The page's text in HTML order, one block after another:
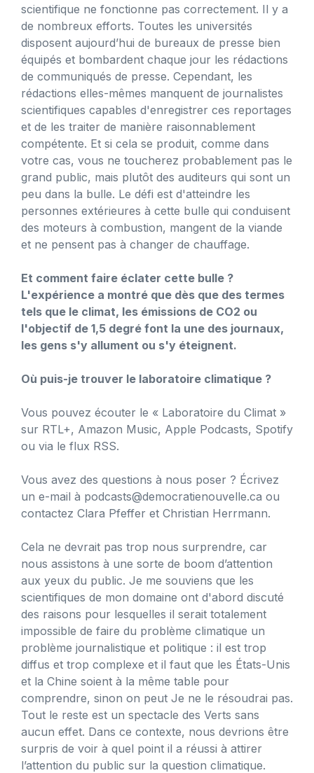
scientifique ne fonctionne pas correctement. Il y a
de nombreux efforts. Toutes les universités
disposent aujourd’hui de bureaux de presse bien
équipés et bombardent chaque jour les rédactions
de communiqués de presse. Cependant, les
rédactions elles-mêmes manquent de journalistes
scientifiques capables d'enregistrer ces reportages
et de les traiter de manière raisonnablement
compétente. Et si cela se produit, comme dans
votre cas, vous ne toucherez probablement pas le
grand public, mais plutôt des auditeurs qui sont un
peu dans la bulle. Le défi est d'atteindre les
personnes extérieures à cette bulle qui conduisent
des moteurs à combustion, mangent de la viande
et ne pensent pas à changer de chauffage.
Et comment faire éclater cette bulle ?
L'expérience a montré que dès que des termes
tels que le climat, les émissions de CO2 ou
l'objectif de 1,5 degré font la une des journaux,
les gens s'y allument ou s'y éteignent.
Où puis-je trouver le laboratoire climatique ?
Vous pouvez écouter le « Laboratoire du Climat »
sur RTL+, Amazon Music, Apple Podcasts, Spotify
ou via le flux RSS.
Vous avez des questions à nous poser ? Écrivez
un e-mail à podcasts@democratienouvelle.ca ou
contactez Clara Pfeffer et Christian Herrmann.
Cela ne devrait pas trop nous surprendre, car
nous assistons à une sorte de boom d’attention
aux yeux du public. Je me souviens que les
scientifiques de mon domaine ont d'abord discuté
des raisons pour lesquelles il serait totalement
impossible de faire du problème climatique un
problème journalistique et politique : il est trop
diffus et trop complexe et il faut que les États-Unis
et la Chine soient à la même table pour
comprendre, sinon on peut Je ne le résoudrai pas.
Tout le reste est un spectacle des Verts sans
aucun effet. Dans ce contexte, nous devrions être
surpris de voir à quel point il a réussi à attirer
l’attention du public sur la question climatique.